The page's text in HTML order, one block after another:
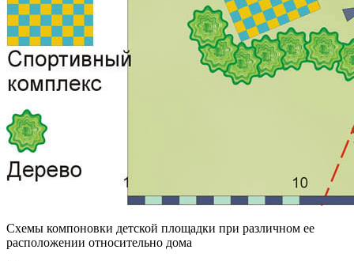
Схемы компоновки детской площадки при различном ее
расположении относительно дома